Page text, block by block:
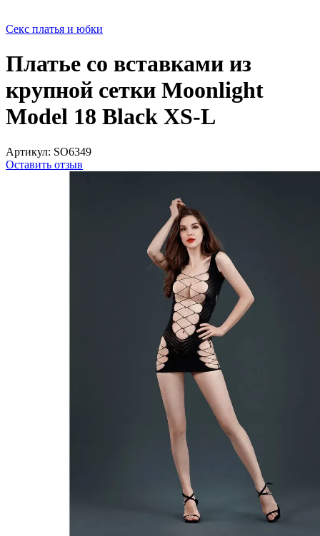
Cекс платья и юбки
Платье со вставками из
крупной сетки Moonlight
Model 18 Black XS-L
Артикул: SO6349
Оставить отзыв